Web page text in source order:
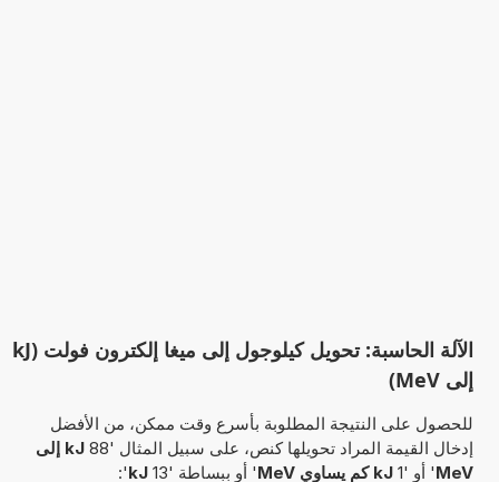
الآلة الحاسبة: تحويل كيلوجول إلى ميغا إلكترون فولت (kJ
إلى MeV)
للحصول على النتيجة المطلوبة بأسرع وقت ممكن، من الأفضل
إدخال القيمة المراد تحويلها كنص، على سبيل المثال '88
kJ إلى
MeV' أو '1 kJ كم يساوي MeV ' أو ببساطة '13 kJ
':